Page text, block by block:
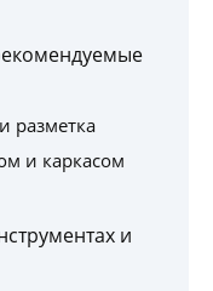
разметка
и каркасом
и